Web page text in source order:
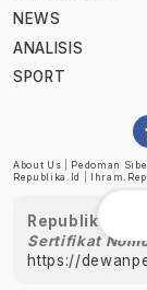
NEWS
ANALISIS
SPORT
About Us Pedoman
Republika.id
Republika
Sertifikat
https://